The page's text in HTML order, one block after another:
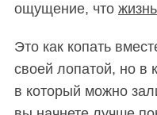
ощущение, что
Это как копать
своей лопатой, но в
в который можно